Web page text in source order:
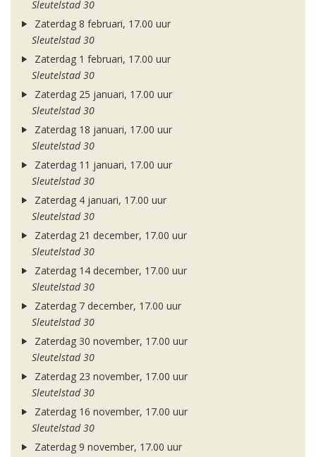
Sleutelstad 30
Zaterdag 8 februari, 17.00 uur
Sleutelstad 30
Zaterdag 1 februari, 17.00 uur
Sleutelstad 30
Zaterdag 25 januari, 17.00 uur
Sleutelstad 30
Zaterdag 18 januari, 17.00 uur
Sleutelstad 30
Zaterdag 11 januari, 17.00 uur
Sleutelstad 30
Zaterdag 4 januari, 17.00 uur
Sleutelstad 30
Zaterdag 21 december, 17.00 uur
Sleutelstad 30
Zaterdag 14 december, 17.00 uur
Sleutelstad 30
Zaterdag 7 december, 17.00 uur
Sleutelstad 30
Zaterdag 30 november, 17.00 uur
Sleutelstad 30
Zaterdag 23 november, 17.00 uur
Sleutelstad 30
Zaterdag 16 november, 17.00 uur
Sleutelstad 30
Zaterdag 9 november, 17.00 uur